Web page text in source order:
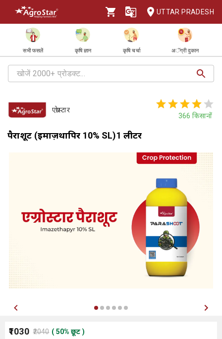
UTTAR PRADESH
सभी फसलें कृषि ज्ञान कृषि चर्चा अॅग्री दुकान
एग्रोस्टार
366 किसानों
पैराशूट (इमाज़थापिर 10% SL)1 लीटर
₹1030 ₹2040 ( 50% छूट )